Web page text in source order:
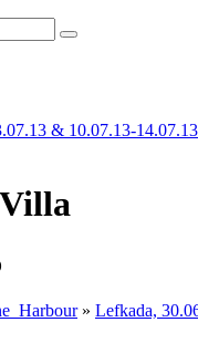
& 10.07.13-14.07.13
» Lefkada,